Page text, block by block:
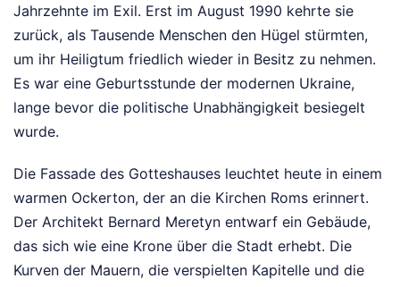
Jahrzehnte im Exil. Erst im August 1990 kehrte sie
zurück, als Tausende Menschen den Hügel stürmten,
um ihr Heiligtum friedlich wieder in Besitz zu nehmen.
Es war eine Geburtsstunde der modernen Ukraine,
lange bevor die politische Unabhängigkeit besiegelt
wurde.
Die Fassade des Gotteshauses leuchtet heute in einem
warmen Ockerton, der an die Kirchen Roms erinnert.
Der Architekt Bernard Meretyn entwarf ein Gebäude,
das sich wie eine Krone über die Stadt erhebt. Die
Kurven der Mauern, die verspielten Kapitelle und die